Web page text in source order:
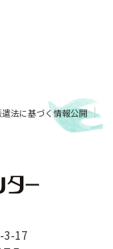
3-17
遣法に基づく情報公開